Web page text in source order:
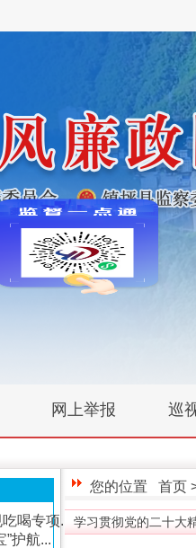
网上举报 巡
喝专项...
”护航...
您的位置 首页
学习贯彻党的二十大